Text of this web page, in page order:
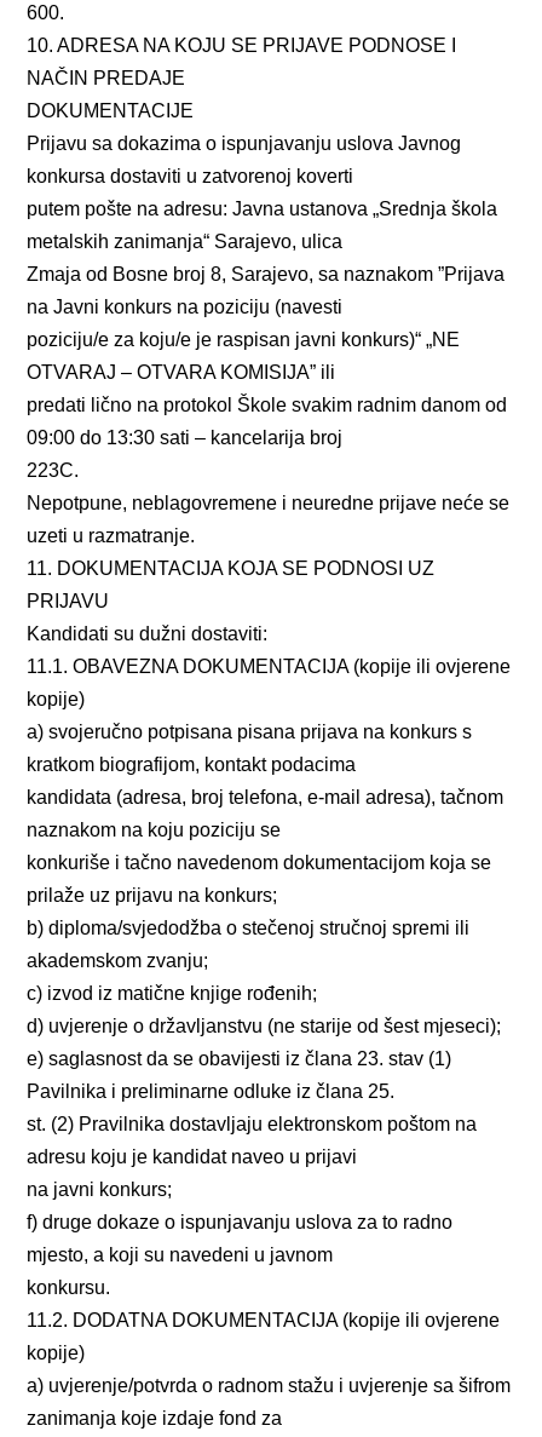
600.
10. ADRESA NA KOJU SE PRIJAVE PODNOSE I
NAČIN PREDAJE
DOKUMENTACIJE
Prijavu sa dokazima o ispunjavanju uslova Javnog
konkursa dostaviti u zatvorenoj koverti
putem pošte na adresu: Javna ustanova „Srednja škola
metalskih zanimanja“ Sarajevo, ulica
Zmaja od Bosne broj 8, Sarajevo, sa naznakom ”Prijava
na Javni konkurs na poziciju (navesti
poziciju/e za koju/e je raspisan javni konkurs)“ „NE
OTVARAJ – OTVARA KOMISIJA” ili
predati lično na protokol Škole svakim radnim danom od
09:00 do 13:30 sati – kancelarija broj
223C.
Nepotpune, neblagovremene i neuredne prijave neće se
uzeti u razmatranje.
11. DOKUMENTACIJA KOJA SE PODNOSI UZ
PRIJAVU
Kandidati su dužni dostaviti:
11.1. OBAVEZNA DOKUMENTACIJA (kopije ili ovjerene
kopije)
a) svojeručno potpisana pisana prijava na konkurs s
kratkom biografijom, kontakt podacima
kandidata (adresa, broj telefona, e-mail adresa), tačnom
naznakom na koju poziciju se
konkuriše i tačno navedenom dokumentacijom koja se
prilaže uz prijavu na konkurs;
b) diploma/svjedodžba o stečenoj stručnoj spremi ili
akademskom zvanju;
c) izvod iz matične knjige rođenih;
d) uvjerenje o državljanstvu (ne starije od šest mjeseci);
e) saglasnost da se obavijesti iz člana 23. stav (1)
Pavilnika i preliminarne odluke iz člana 25.
st. (2) Pravilnika dostavljaju elektronskom poštom na
adresu koju je kandidat naveo u prijavi
na javni konkurs;
f) druge dokaze o ispunjavanju uslova za to radno
mjesto, a koji su navedeni u javnom
konkursu.
11.2. DODATNA DOKUMENTACIJA (kopije ili ovjerene
kopije)
a) uvjerenje/potvrda o radnom stažu i uvjerenje sa šifrom
zanimanja koje izdaje fond za